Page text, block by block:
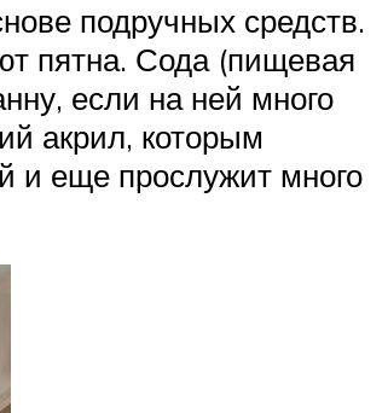
подручных средств.
пятна. Сода (пищевая
если на ней много
акрил, которым
и еще прослужит много